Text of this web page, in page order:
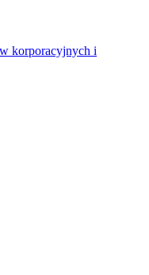
korporacyjnych i